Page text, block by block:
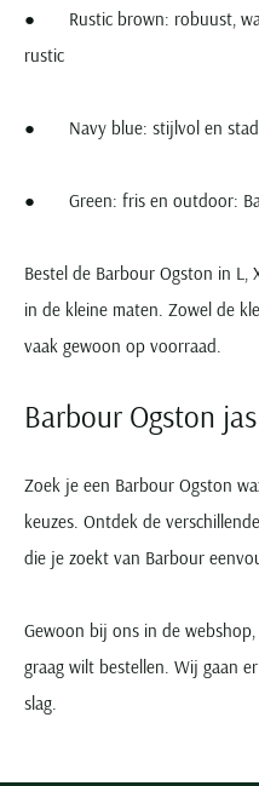
● Rustic brown: robuust,
rustic
● Navy blue: stijlvol en
● Green: fris en outdoor:
Bestel de Barbour Ogston in L,
in de kleine maten. Zowel de
vaak gewoon op voorraad.
Barbour Ogston
Zoek je een Barbour Ogston
keuzes. Ontdek de
die je zoekt van Barbour
Gewoon bij ons in de
graag wilt bestellen. Wij gaan
slag.